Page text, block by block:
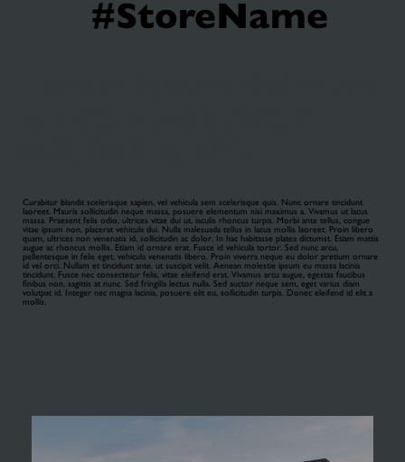
#StoreName
Curabitur blandit scelerisque sapien, vel vehicula sem scelerisque quis. Nunc ornare tincidunt
laoreet. Mauris sollicitudin neque massa, posuere elementum nisi maximus a. Vivamus ut lacus
massa. Praesent felis odio, ultrices vitae dui ut, iaculis rhoncus turpis. Morbi ante tellus, congue
vitae ipsum non, placerat vehicula dui. Nulla malesuada tellus in lacus mollis laoreet. Proin libero
quam, ultrices non venenatis id, sollicitudin ac dolor. In hac habitasse platea dictumst. Etiam mattis
augue ac rhoncus mollis. Etiam id ornare erat. Fusce id vehicula tortor. Sed nunc arcu,
pellentesque in felis eget, vehicula venenatis libero. Proin viverra neque eu dolor pretium ornare
id vel orci. Nullam et tincidunt ante, ut suscipit velit. Aenean molestie ipsum eu massa lacinia
tincidunt. Fusce nec consectetur felis, vitae eleifend erat. Vivamus arcu augue, egestas faucibus
finibus non, sagittis at nunc. Sed fringilla lectus nulla. Sed auctor neque sem, eget varius diam
volutpat id. Integer nec magna lacinia, posuere elit eu, sollicitudin turpis. Donec eleifend id elit a
mollis.